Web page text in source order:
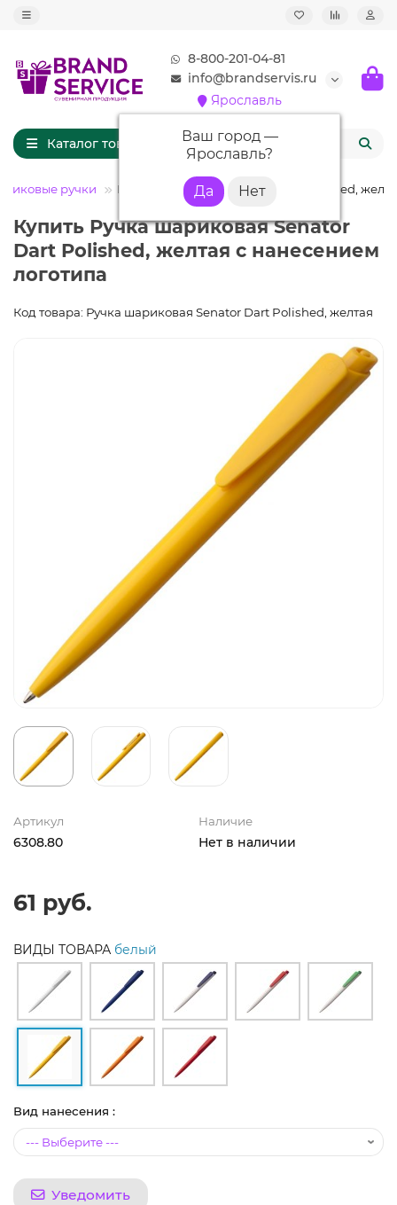
8-800-201-04-81
info@brandservis.ru
Ярославль
Ваш город —
Ярославль?
Каталог товаров
ручки Ручка шариковая Senator Dart Polished,
Купить Ручка шариковая Senator
Dart Polished, желтая с нанесением
логотипа
Код товара: Ручка шариковая Senator Dart Polished, желтая
Артикул
6308.80
Наличие
Нет в наличии
61 руб.
ВИДЫ ТОВАРА белый
Вид нанесения :
Уведомить